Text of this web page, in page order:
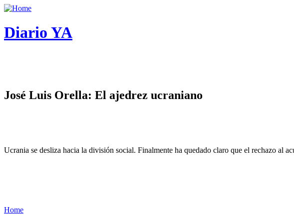
Diario YA
José Luis Orella: El ajedrez ucraniano
Ucrania se desliza hacia la división social. Finalmente ha quedado claro que el rechazo al
Home